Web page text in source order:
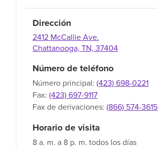
Dirección
2412 McCallie Ave.
Chattanooga, TN, 37404
Número de teléfono
Número principal: (423) 698-0221
Fax: (423) 697-9117
Fax de derivaciones: (866) 574-3615
Horario de visita
8 a. m. a 8 p. m. todos los días